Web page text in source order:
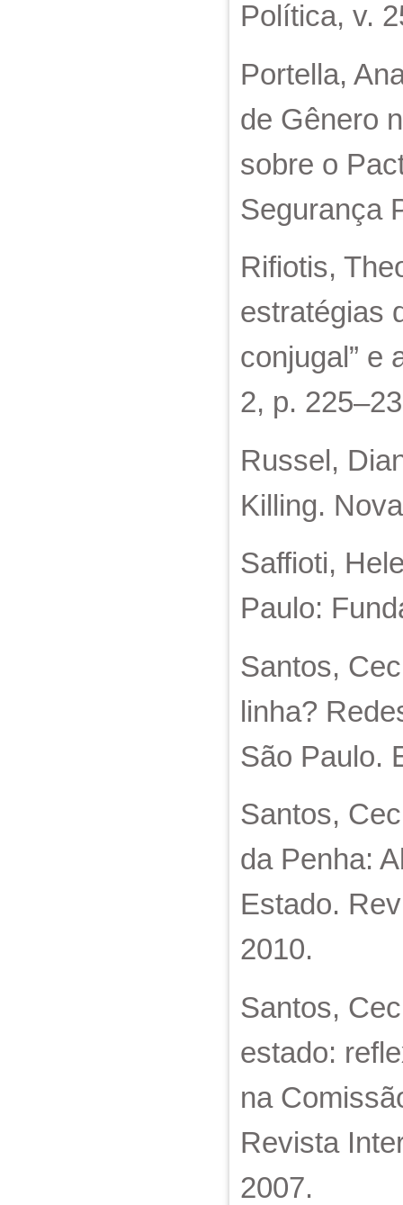
Política, v.
Portella,
de Gênero
sobre o
Segurança
Rifiotis,
estratégias
conjugal” e
2, p.
Russel,
Killing.
Saffioti,
Paulo:
Santos,
linha?
São Paulo.
Santos,
da Penha:
Estado.
2010.
Santos,
estado:
na
Revista
2007.